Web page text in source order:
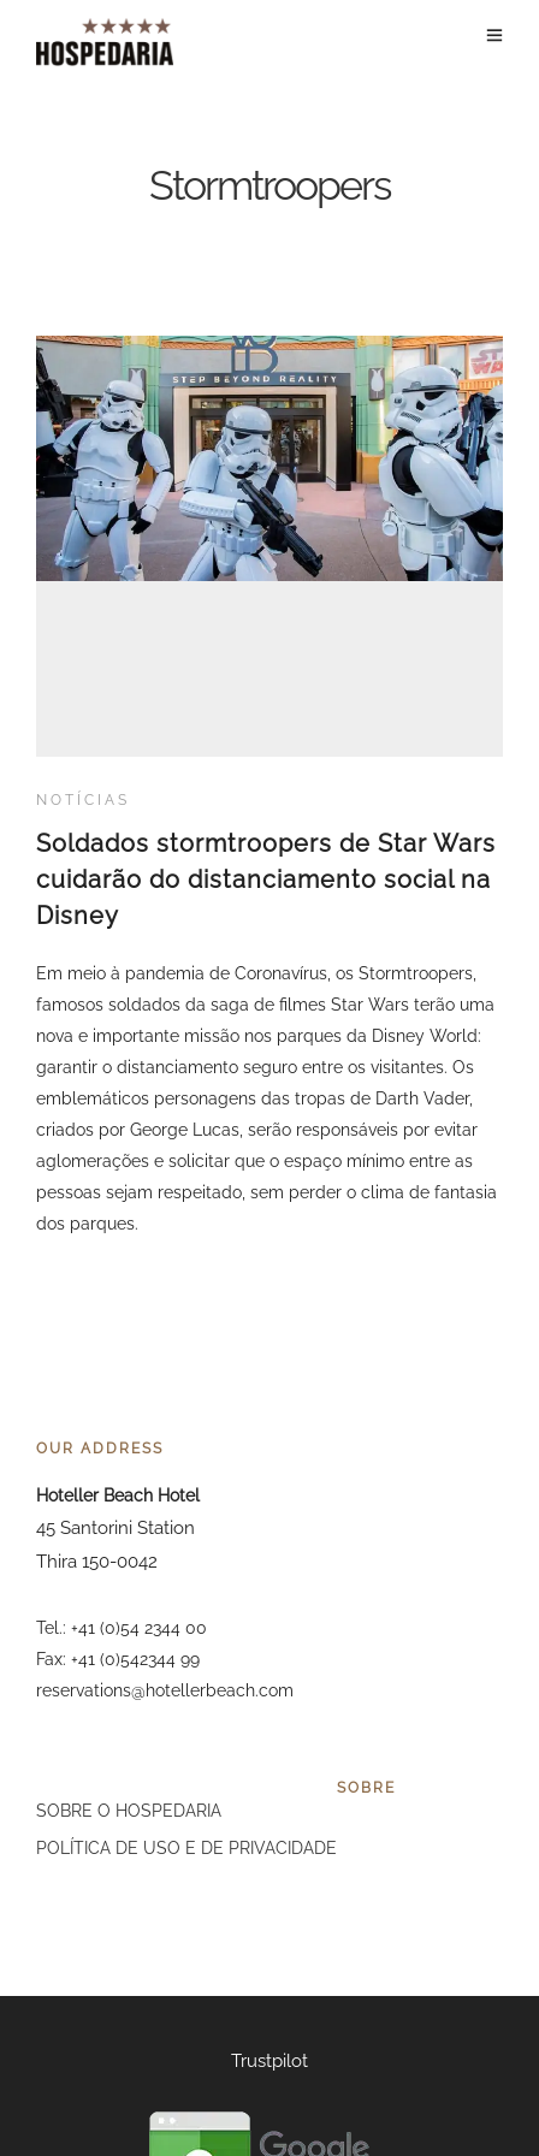
Stormtroopers
NOTÍCIAS
Soldados stormtroopers de Star Wars
cuidarão do distanciamento social na
Disney
Em meio à pandemia de Coronavírus, os Stormtroopers,
famosos soldados da saga de filmes Star Wars terão uma
nova e importante missão nos parques da Disney World:
garantir o distanciamento seguro entre os visitantes. Os
emblemáticos personagens das tropas de Darth Vader,
criados por George Lucas, serão responsáveis por evitar
aglomerações e solicitar que o espaço mínimo entre as
pessoas sejam respeitado, sem perder o clima de fantasia
dos parques.
OUR ADDRESS
Hoteller Beach Hotel
45 Santorini Station
Thira 150-0042
Tel.: +41 (0)54 2344 00
Fax: +41 (0)542344 99
reservations@hotellerbeach.com
SOBRE
SOBRE O HOSPEDARIA
POLÍTICA DE USO E DE PRIVACIDADE
Trustpilot